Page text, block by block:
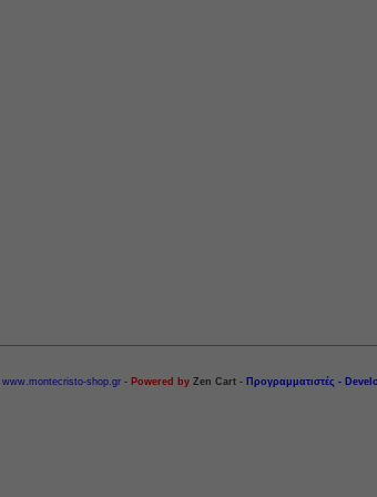
www.montecristo-shop.gr - Powered by Zen Cart - Προγραμματιστές -